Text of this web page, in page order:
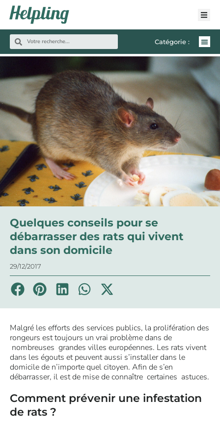
Catégorie :
Quelques conseils pour se
débarrasser des rats qui vivent
dans son domicile
29/12/2017
Malgré les efforts des services publics, la prolifération des
rongeurs est toujours un vrai problème dans de
nombreuses grandes villes européennes. Les rats vivent
dans les égouts et peuvent aussi s’installer dans le
domicile de n’importe quel citoyen. Afin de s’en
débarrasser, il est de mise de connaître certaines astuces.
Comment prévenir une infestation
de rats ?